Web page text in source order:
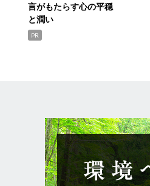
言がもたらす心の平穏
と潤い
PR